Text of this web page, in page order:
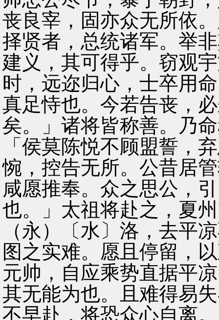
丧良宰，固亦众无所依
择贤者，总统诸军。举
建义，其可得乎。窃观
时，远迩归心，士卒用
真足恃也。今若告丧，
矣。」诸将皆称善。乃
「侯莫陈悦不顾盟誓，
惋，控告无所。公昔居
咸愿推奉。众之思公，
也。」太祖将赴之，夏
（永）〔水〕洛，去平
图之实难。愿且停留，
元帅，自应乘势直据平
其无能为也。且难得易
不早赴，将恐众心自离